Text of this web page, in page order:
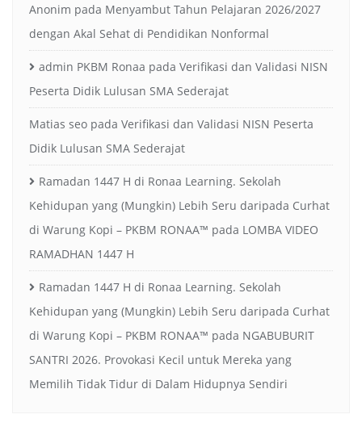
Anonim pada Menyambut Tahun Pelajaran 2026/2027
dengan Akal Sehat di Pendidikan Nonformal
admin PKBM Ronaa pada Verifikasi dan Validasi NISN
Peserta Didik Lulusan SMA Sederajat
Matias seo pada Verifikasi dan Validasi NISN Peserta
Didik Lulusan SMA Sederajat
Ramadan 1447 H di Ronaa Learning. Sekolah
Kehidupan yang (Mungkin) Lebih Seru daripada Curhat
di Warung Kopi – PKBM RONAA™ pada LOMBA VIDEO
RAMADHAN 1447 H
Ramadan 1447 H di Ronaa Learning. Sekolah
Kehidupan yang (Mungkin) Lebih Seru daripada Curhat
di Warung Kopi – PKBM RONAA™ pada NGABUBURIT
SANTRI 2026. Provokasi Kecil untuk Mereka yang
Memilih Tidak Tidur di Dalam Hidupnya Sendiri